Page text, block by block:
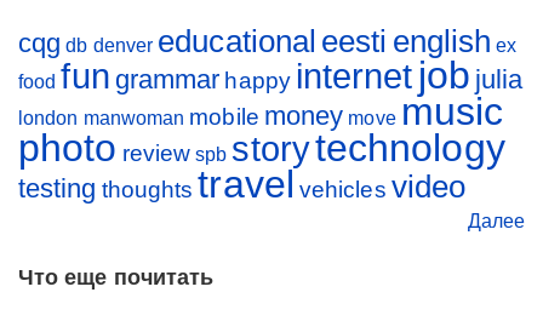
cqg db denver educational eesti english ex
food fun grammar happy internet job julia
london manwoman mobile money move music
photo review spb storytechnology
testing thoughts travel vehicles video
Далее
Что еще почитать